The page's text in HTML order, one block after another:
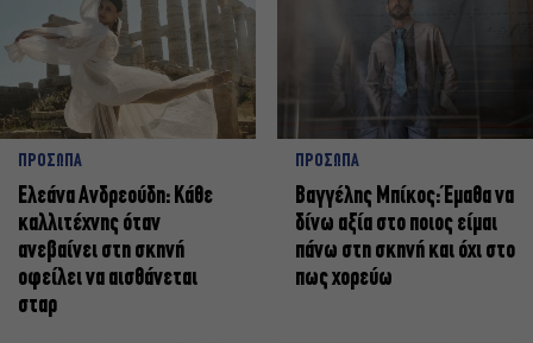
ΠΡΟΣΩΠΑ
Ελεάνα Ανδρεούδη: Κάθε
καλλιτέχνης όταν
ανεβαίνει στη σκηνή
οφείλει να αισθάνεται
σταρ
ΠΡΟΣΩΠΑ
Βαγγέλης Μπίκος: Έμαθα να
δίνω αξία στο ποιος είμαι
πάνω στη σκηνή και όχι στο
πως χορεύω